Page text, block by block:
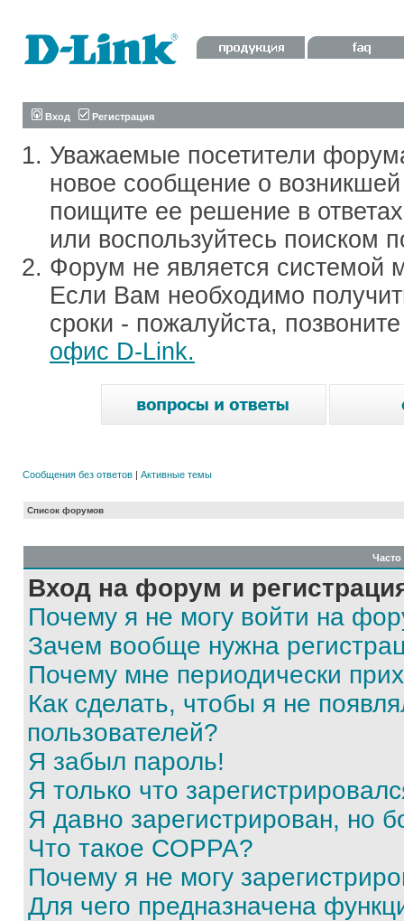
Вход Регистрация
Уважаемые посетители
новое сообщение о
поищите ее решение в
или воспользуйтесь поиском
Форум не является системой
Если Вам необходимо
сроки - пожалуйста,
офис D-Link.
Сообщения без ответов | Активные темы
Список форумов
Вход на форум и
Почему я не могу войти на
Зачем вообще нужна
Почему мне периодически
Как сделать, чтобы я не
пользователей?
Я забыл пароль!
Я только что
Я давно зарегистрирован, но
Что такое COPPA?
Почему я не могу
Для чего предназначена